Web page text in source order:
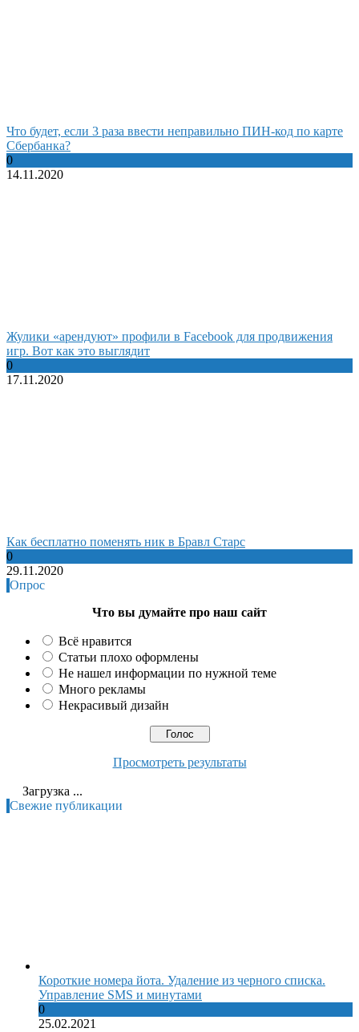
Что будет, если 3 раза ввести неправильно ПИН-код по карте
Сбербанка?
0
14.11.2020
Жулики «арендуют» профили в Facebook для продвижения
игр. Вот как это выглядит
0
17.11.2020
Как бесплатно поменять ник в Бравл Старс
0
29.11.2020
Опрос
Что вы думайте про наш сайт
Всё нравится
Статьи плохо оформлены
Не нашел информации по нужной теме
Много рекламы
Некрасивый дизайн
Просмотреть результаты
Загрузка ...
Свежие публикации
Короткие номера йота. Удаление из черного списка.
Управление SMS и минутами
0
25.02.2021